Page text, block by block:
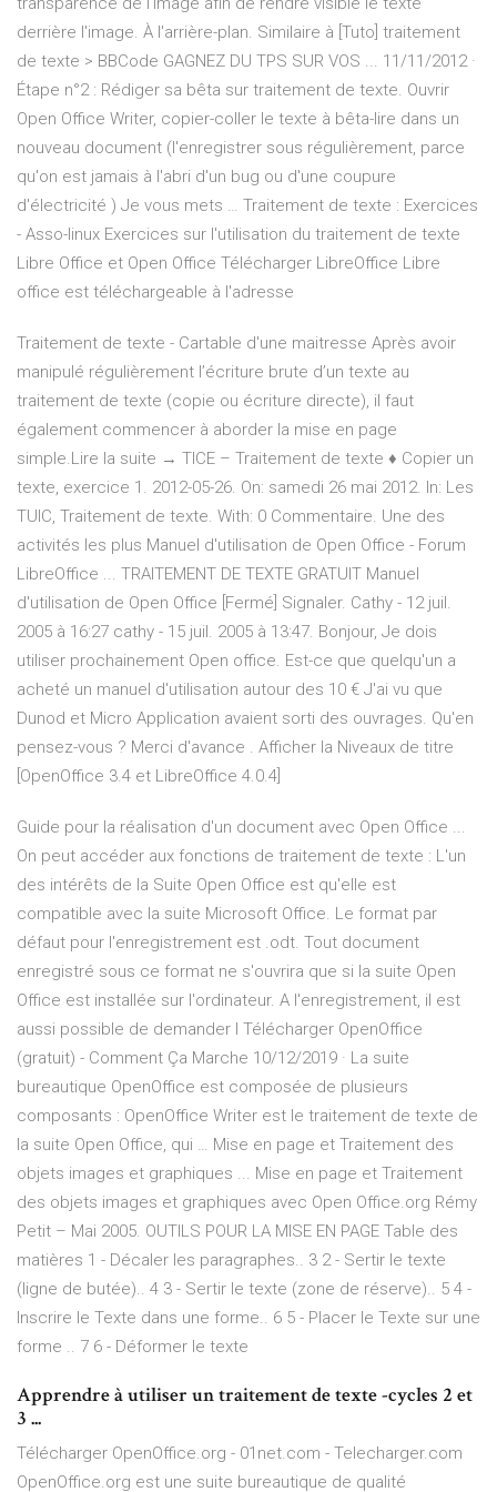
derrière l'image. À l'arrière-plan. Similaire à [Tuto] traitement
de texte > BBCode GAGNEZ DU TPS SUR VOS ... 11/11/2012 ·
Étape n°2 : Rédiger sa bêta sur traitement de texte. Ouvrir
Open Office Writer, copier-coller le texte à bêta-lire dans un
nouveau document (l'enregistrer sous régulièrement, parce
qu'on est jamais à l'abri d'un bug ou d'une coupure
d'électricité ) Je vous mets … Traitement de texte : Exercices
- Asso-linux Exercices sur l'utilisation du traitement de texte
Libre Office et Open Office Télécharger LibreOffice Libre
office est téléchargeable à l'adresse
Traitement de texte - Cartable d'une maitresse Après avoir
manipulé régulièrement l’écriture brute d’un texte au
traitement de texte (copie ou écriture directe), il faut
également commencer à aborder la mise en page
simple.Lire la suite → TICE – Traitement de texte ♦ Copier un
texte, exercice 1. 2012-05-26. On: samedi 26 mai 2012. In: Les
TUIC, Traitement de texte. With: 0 Commentaire. Une des
activités les plus Manuel d'utilisation de Open Office - Forum
LibreOffice ... TRAITEMENT DE TEXTE GRATUIT Manuel
d'utilisation de Open Office [Fermé] Signaler. Cathy - 12 juil.
2005 à 16:27 cathy - 15 juil. 2005 à 13:47. Bonjour, Je dois
utiliser prochainement Open office. Est-ce que quelqu'un a
acheté un manuel d'utilisation autour des 10 € J'ai vu que
Dunod et Micro Application avaient sorti des ouvrages. Qu'en
pensez-vous ? Merci d'avance . Afficher la Niveaux de titre
[OpenOffice 3.4 et LibreOffice 4.0.4]
Guide pour la réalisation d'un document avec Open Office ...
On peut accéder aux fonctions de traitement de texte : L'un
des intérêts de la Suite Open Office est qu'elle est
compatible avec la suite Microsoft Office. Le format par
défaut pour l'enregistrement est .odt. Tout document
enregistré sous ce format ne s'ouvrira que si la suite Open
Office est installée sur l'ordinateur. A l'enregistrement, il est
aussi possible de demander l Télécharger OpenOffice
(gratuit) - Comment Ça Marche 10/12/2019 · La suite
bureautique OpenOffice est composée de plusieurs
composants : OpenOffice Writer est le traitement de texte de
la suite Open Office, qui … Mise en page et Traitement des
objets images et graphiques ... Mise en page et Traitement
des objets images et graphiques avec Open Office.org Rémy
Petit – Mai 2005. OUTILS POUR LA MISE EN PAGE Table des
matières 1 - Décaler les paragraphes.. 3 2 - Sertir le texte
(ligne de butée).. 4 3 - Sertir le texte (zone de réserve).. 5 4 -
Inscrire le Texte dans une forme.. 6 5 - Placer le Texte sur une
forme .. 7 6 - Déformer le texte
Apprendre à utiliser un traitement de texte -cycles 2 et
3 ...
Télécharger OpenOffice.org - 01net.com - Telecharger.com
OpenOffice.org est une suite bureautique de qualité